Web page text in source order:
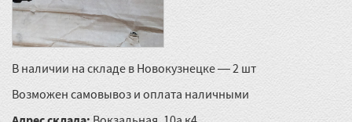
В наличии на складе в Новокузнецке — 2 шт
Возможен самовывоз и оплата наличными